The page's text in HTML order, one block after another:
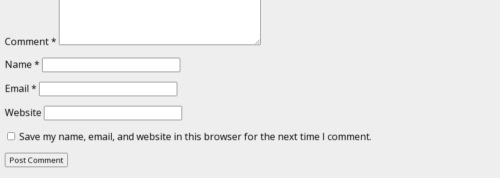
Comment*
Name *
Email *
Website
Save my name, email, and website in this browser for the next time I comment.